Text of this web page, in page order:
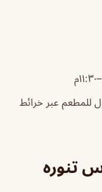
للمطعم عبر خرائط
تنوره